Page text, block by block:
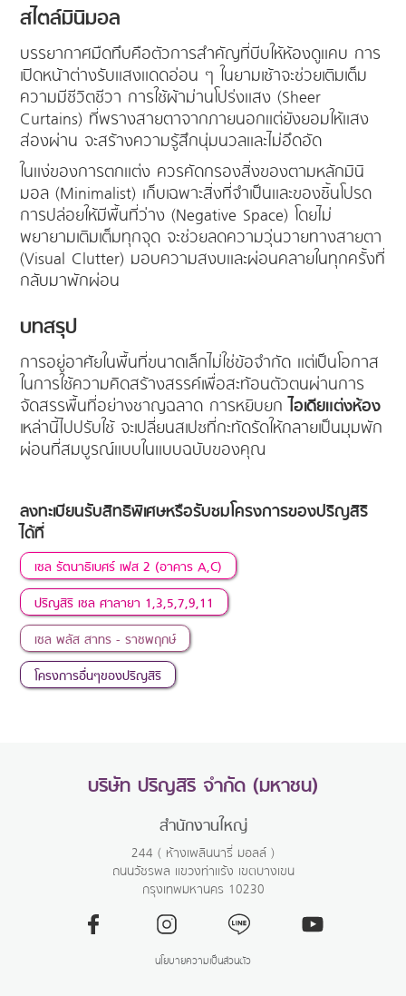
สไตล์มินิมอล
บรรยากาศมืดทึบคือตัวการสำคัญที่บีบให้ห้องดูแคบ การ
เปิดหน้าต่างรับแสงแดดอ่อน ๆ ในยามเช้าจะช่วยเติมเต็ม
ความมีชีวิตชีวา การใช้ผ้าม่านโปร่งแสง (Sheer
Curtains) ที่พรางสายตาจากภายนอกแต่ยังยอมให้แสง
ส่องผ่าน จะสร้างความรู้สึกนุ่มนวลและไม่อึดอัด
ในแง่ของการตกแต่ง ควรคัดกรองสิ่งของตามหลักมินิ
มอล (Minimalist) เก็บเฉพาะสิ่งที่จำเป็นและของชิ้นโปรด
การปล่อยให้มีพื้นที่ว่าง (Negative Space) โดยไม่
พยายามเติมเต็มทุกจุด จะช่วยลดความวุ่นวายทางสายตา
(Visual Clutter) มอบความสงบและผ่อนคลายในทุกครั้งที่
กลับมาพักผ่อน
บทสรุป
การอยู่อาศัยในพื้นที่ขนาดเล็กไม่ใช่ข้อจำกัด แต่เป็นโอกาส
ในการใช้ความคิดสร้างสรรค์เพื่อสะท้อนตัวตนผ่านการ
จัดสรรพื้นที่อย่างชาญฉลาด การหยิบยกไอเดียแต่งห้อง
เหล่านี้ไปปรับใช้ จะเปลี่ยนสเปซที่กะทัดรัดให้กลายเป็นมุมพัก
ผ่อนที่สมบูรณ์แบบในแบบฉบับของคุณ
ลงทะเบียนรับสิทธิพิเศษหรือรับชมโครงการของปริญสิริ
ได้ที่
เซล รัตนาธิเบศร์ เฟส 2 (อาคาร A,C)
ปริญสิริ เซล ศาลายา 1,3,5,7,9,11
เซล พลัส สาทร - ราชพฤกษ์
โครงการอื่นๆของปริญสิริ
บริษัท ปริญสิริ จำกัด (มหาชน)
สำนักงานใหญ่
244 ( ห้างเพลินนารี่ มอลล์ )
ถนนวัชรพล แขวงท่าแร้ง เขตบางเขน
กรุงเทพมหานคร 10230
นโยบายความเป็นส่วนตัว